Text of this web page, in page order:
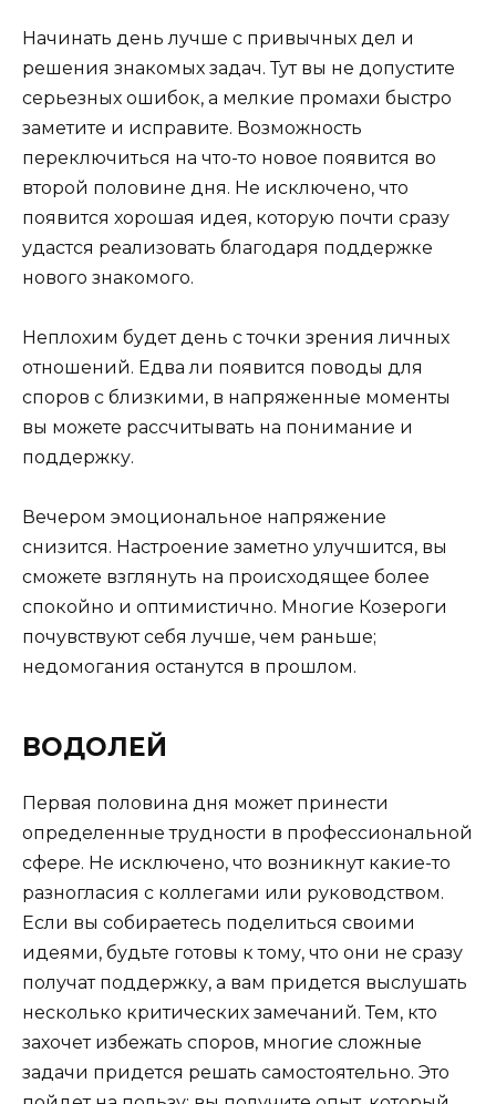
Начинать день лучше с привычных дел и
решения знакомых задач. Тут вы не допустите
серьезных ошибок, а мелкие промахи быстро
заметите и исправите. Возможность
переключиться на что-то новое появится во
второй половине дня. Не исключено, что
появится хорошая идея, которую почти сразу
удастся реализовать благодаря поддержке
нового знакомого.
Неплохим будет день с точки зрения личных
отношений. Едва ли появится поводы для
споров с близкими, в напряженные моменты
вы можете рассчитывать на понимание и
поддержку.
Вечером эмоциональное напряжение
снизится. Настроение заметно улучшится, вы
сможете взглянуть на происходящее более
спокойно и оптимистично. Многие Козероги
почувствуют себя лучше, чем раньше;
недомогания останутся в прошлом.
ВОДОЛЕЙ
Первая половина дня может принести
определенные трудности в профессиональной
сфере. Не исключено, что возникнут какие-то
разногласия с коллегами или руководством.
Если вы собираетесь поделиться своими
идеями, будьте готовы к тому, что они не сразу
получат поддержку, а вам придется выслушать
несколько критических замечаний. Тем, кто
захочет избежать споров, многие сложные
задачи придется решать самостоятельно. Это